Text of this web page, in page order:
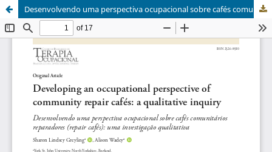
Desenvolvendo uma perspectiva ocupacional sobre cafés comunitários reparadores (repair cafés): uma investigação qualitativa